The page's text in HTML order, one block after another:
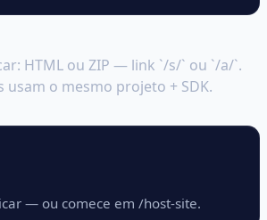
HTML ou ZIP — link `/s/` ou `/a/`.
usam o mesmo projeto + SDK.
— ou comece em /host-site.